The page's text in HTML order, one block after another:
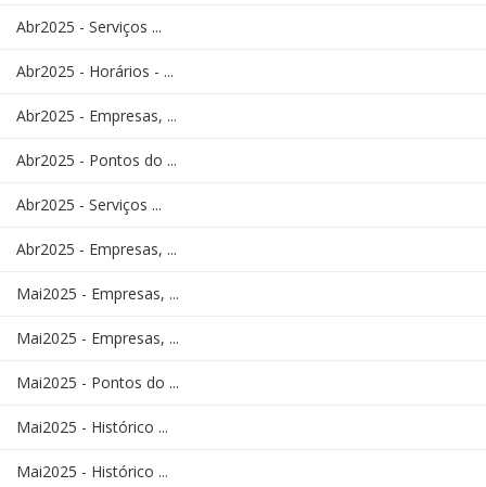
Abr2025 - Serviços ...
Abr2025 - Horários - ...
Abr2025 - Empresas, ...
Abr2025 - Pontos do ...
Abr2025 - Serviços ...
Abr2025 - Empresas, ...
Mai2025 - Empresas, ...
Mai2025 - Empresas, ...
Mai2025 - Pontos do ...
Mai2025 - Histórico ...
Mai2025 - Histórico ...